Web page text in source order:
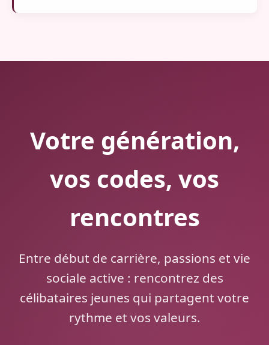
Votre génération,
vos codes, vos
rencontres
Entre début de carrière, passions et vie
sociale active : rencontrez des
célibataires jeunes qui partagent votre
rythme et vos valeurs.